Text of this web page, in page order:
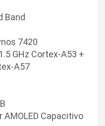
Band
7420
GHz Cortex-A53 +
A57
AMOLED Capacitivo